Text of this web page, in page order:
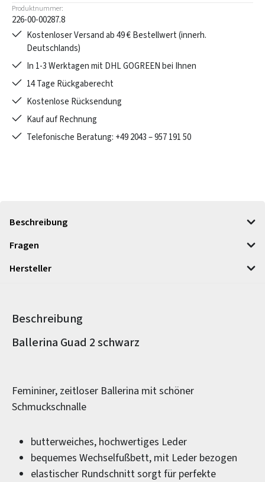
Produktnummer:
226-00-00287.8
Kostenloser Versand ab 49 € Bestellwert (innerh.
Deutschlands)
In 1-3 Werktagen mit DHL GOGREEN bei Ihnen
14 Tage Rückgaberecht
Kostenlose Rücksendung
Kauf auf Rechnung
Telefonische Beratung: +49 2043 – 957 191 50
Beschreibung
Fragen
Hersteller
Beschreibung
Produktinformationen
Ballerina Guad 2 schwarz
Femininer, zeitloser Ballerina mit schöner
Schmuckschnalle
butterweiches, hochwertiges Leder
bequemes Wechselfußbett, mit Leder bezogen
elastischer Rundschnitt sorgt für perfekte